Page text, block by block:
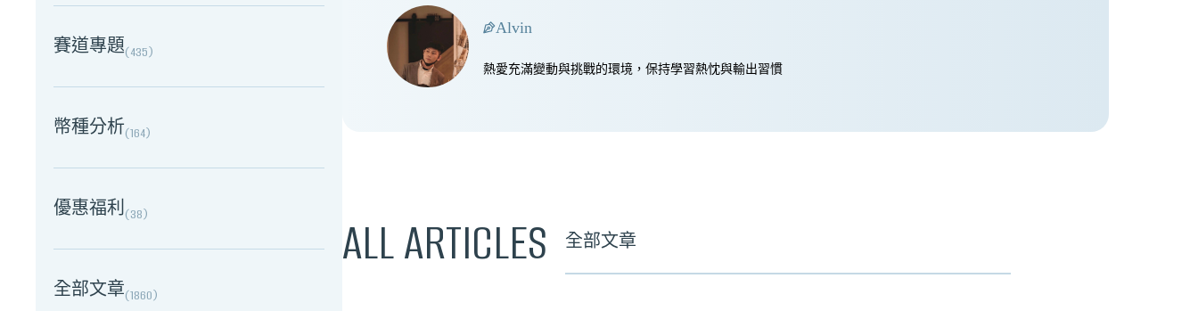
賽道專題(435)
幣種分析(164)
優惠福利(38)
全部文章(1860)
Alvin
熱愛充滿變動與挑戰的環境，保持學習熱忱與輸出習慣
ALL ARTICLES 全部文章